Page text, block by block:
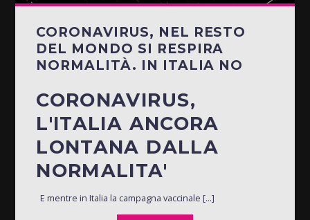
CORONAVIRUS, NEL RESTO
DEL MONDO SI RESPIRA
NORMALITÀ. IN ITALIA NO
CORONAVIRUS,
L'ITALIA ANCORA
LONTANA DALLA
NORMALITA'
E mentre in Italia la campagna vaccinale [...]